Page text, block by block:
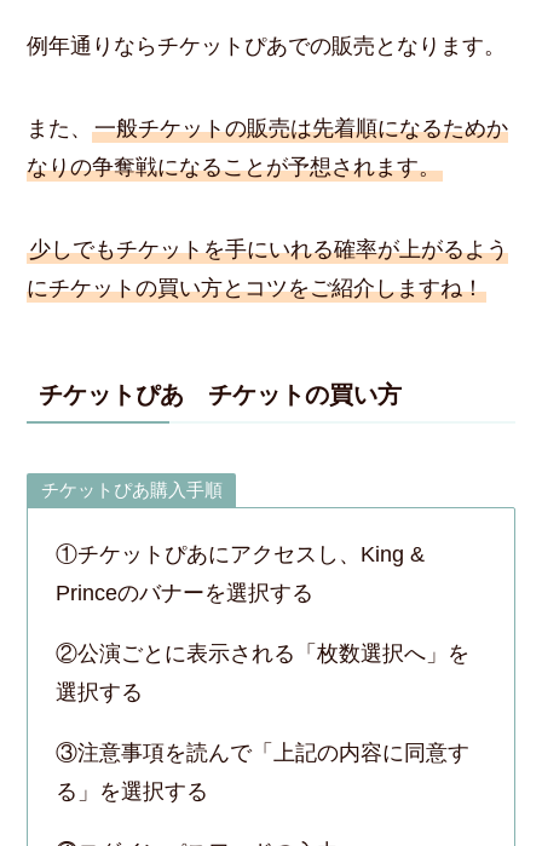
例年通りならチケットぴあでの販売となります。
また、一般チケットの販売は先着順になるためか
なりの争奪戦になることが予想されます。
少しでもチケットを手にいれる確率が上がるよう
にチケットの買い方とコツをご紹介しますね！
チケットぴあ チケットの買い方
チケットぴあ購入手順
①チケットぴあにアクセスし、King &
Princeのバナーを選択する
②公演ごとに表示される「枚数選択へ」を
選択する
③注意事項を読んで「上記の内容に同意す
る」を選択する